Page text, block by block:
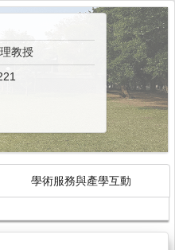
教授
學術服務與產學互動